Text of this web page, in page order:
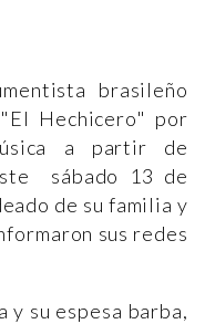
brasileño
Hechicero" por
a partir de
sábado 13 de
de su familia y
sus redes
y su espesa barba,